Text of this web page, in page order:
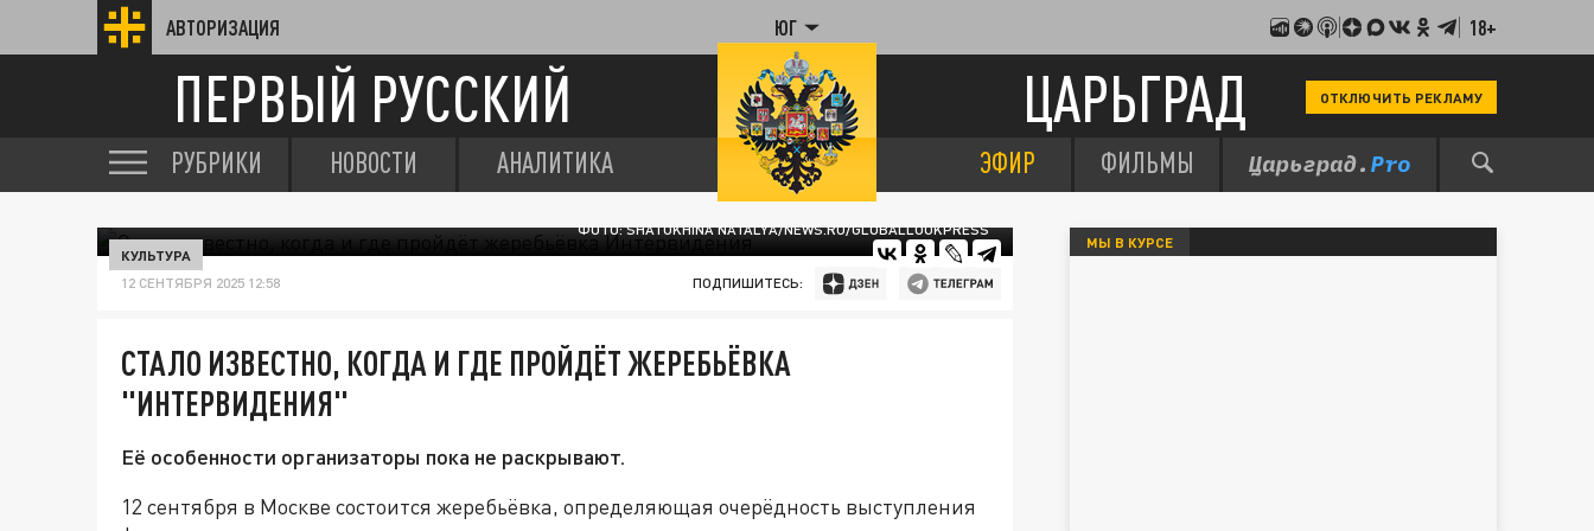
АВТОРИЗАЦИЯ ЮГ 18+
ПЕРВЫЙ РУССКИЙ ЦАРЬГРАД ОТКЛЮЧИТЬ РЕКЛАМУ
РУБРИКИ НОВОСТИ АНАЛИТИКА ЭФИР ФИЛЬМЫ
ФОТО: SHATOKHINA NATALYA/NEWS.RU/GLOBALLOOKPRESS
КУЛЬТУРА
12 СЕНТЯБРЯ 2025 12:58 ПОДПИШИТЕСЬ:
СТАЛО ИЗВЕСТНО, КОГДА И ГДЕ ПРОЙДЁТ ЖЕРЕБЬЁВКА
"ИНТЕРВИДЕНИЯ"
Её особенности организаторы пока не раскрывают.
12 сентября в Москве состоится жеребьёвка, определяющая очерёдность выступления
МЫ В КУРСЕ